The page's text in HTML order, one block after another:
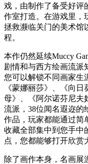
戏，由制作了备受好评
作室打造。在游戏里，
拯救濒临关门的美术馆
程。
本作仍然延续Muccy
剧情和与西方绘画流派
您可以解锁不同画家生
《蒙娜丽莎》、《向
母》、《阿尔诺芬尼夫
流派，38位闻名遐迩的
作品，玩家都能通过简
收藏全部集中到您手中
点，您都能够打开欣赏
除了画作本身，名画展